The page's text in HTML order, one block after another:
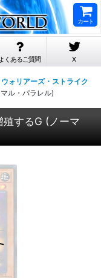
カート
よくあるご質問 X
ォリアーズ・ストライク
ル・パラレル)
するG (ノーマ